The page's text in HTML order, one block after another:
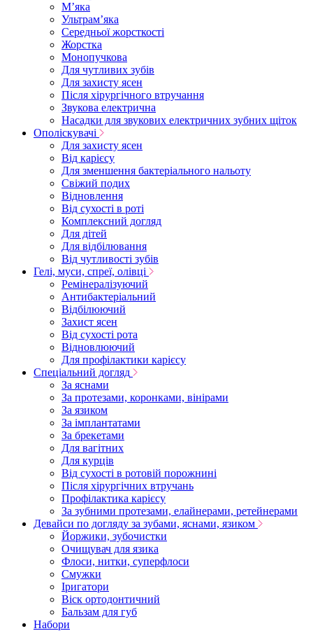
Мʼяка
Ультрамʼяка
Середньої жорсткості
Жорстка
Монопучкова
Для чутливих зубів
Для захисту ясен
Після хірургічного втручання
Звукова електрична
Насадки для звукових електричних зубних щіток
Ополіскувачі
Для захисту ясен
Від карієсу
Для зменшення бактеріального нальоту
Свіжий подих
Відновлення
Від сухості в роті
Комплексний догляд
Для дітей
Для відбілювання
Від чутливості зубів
Гелі, муси, спреї, олівці
Ремінералізуючий
Антибактеріальний
Відбілюючий
Захист ясен
Від сухості рота
Відновлюючий
Для профілактики карієсу
Спеціальний догляд
За яснами
За протезами, коронками, вінірами
За язиком
За імплантатами
За брекетами
Для вагітних
Для курців
Від сухості в ротовій порожнині
Після хірургічних втручань
Профілактика карієсу
За зубними протезами, елайнерами, ретейнерами
Девайси по догляду за зубами, яснами, язиком
Йоржики, зубочистки
Очищувач для язика
Флоси, нитки, суперфлоси
Смужки
Іригатори
Віск ортодонтичний
Бальзам для губ
Набори